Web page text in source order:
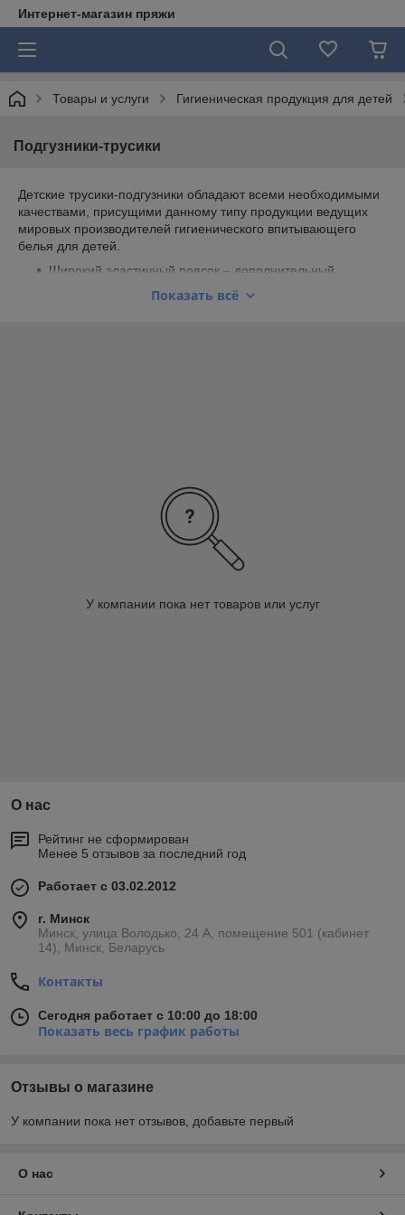
Интернет-магазин пряжи
Товары и услуги Гигиеническая продукция для детей
Подгузники-трусики
Детские трусики-подгузники обладают всеми необходимыми
качествами, присущими данному типу продукции ведущих
мировых производителей гигиенического впитывающего
белья для детей.
Широкий эластичный поясок – дополнительный
комфорт и никаких «сползаний» трусиков даже при
значительном наличии влаги внутри подгузника.
Показать всё
У компании пока нет товаров или услуг
О нас
Рейтинг не сформирован
Менее 5 отзывов за последний год
Работает с 03.02.2012
г. Минск
Минск, улица Володько, 24 А, помещение 501 (кабинет
14), Минск, Беларусь
Контакты
Сегодня работает с 10:00 до 18:00
Показать весь график работы
Отзывы о магазине
У компании пока нет отзывов, добавьте первый
О нас